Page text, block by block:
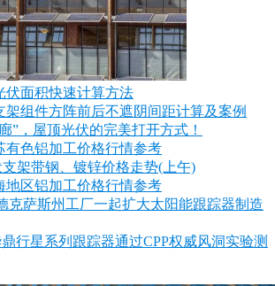
伏面积快速计算方法
架组件方阵前后不遮阴间距计算及案例
”，屋顶光伏的完美打开方式！
有色铝加工价格行情参考
支架带钢、镀锌价格走势(上午)
地区铝加工价格行情参考
克萨斯州工厂一起扩大太阳能跟踪器制造
行星系列跟踪器通过CPP权威风洞实验测